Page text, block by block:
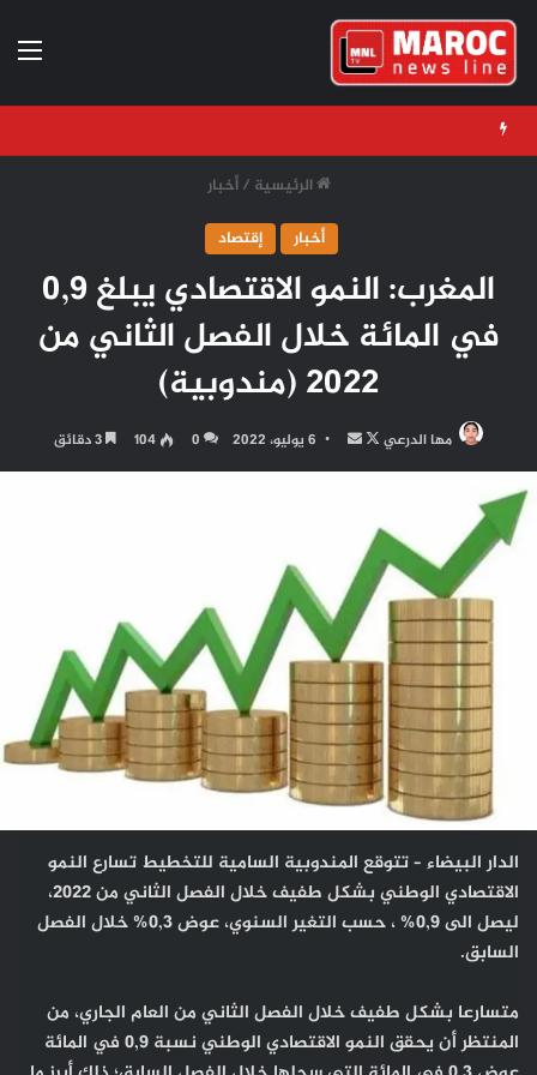
الرئيسية / أخبار
أخبار
إقتصاد
المغرب: النمو الاقتصادي يبلغ 0,9
في المائة خلال الفصل الثاني من
2022 (مندوبية)
مها الدرعي
تابع
على
أرسل
بريدا
6 يوليو، 2022 0
104
الدار البيضاء – تتوقع المندوبية السامية للتخطيط تسارع النمو
الاقتصادي الوطني بشكل طفيف خلال الفصل الثاني من 2022،
ليصل الى 0,9% ، حسب التغير السنوي، عوض 0,3% خلال الفصل
السابق.
متسارعا بشكل طفيف خلال الفصل الثاني من العام الجاري، من
المنتظر أن يحقق النمو الاقتصادي الوطني نسبة 0,9 في المائة